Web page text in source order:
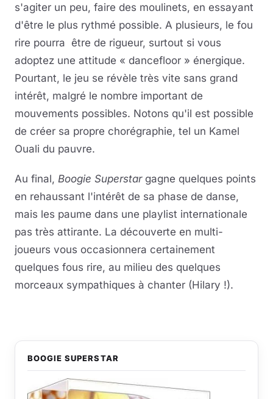
s'agiter un peu, faire des moulinets, en essayant
d'être le plus rythmé possible. A plusieurs, le fou
rire pourra être de rigueur, surtout si vous
adoptez une attitude « dancefloor » énergique.
Pourtant, le jeu se révèle très vite sans grand
intérêt, malgré le nombre important de
mouvements possibles. Notons qu'il est possible
de créer sa propre chorégraphie, tel un Kamel
Ouali du pauvre.
Au final, Boogie Superstargagne quelques points
en rehaussant l'intérêt de sa phase de danse,
mais les paume dans une playlist internationale
pas très attirante. La découverte en multi-
joueurs vous occasionnera certainement
quelques fous rire, au milieu des quelques
morceaux sympathiques à chanter (Hilary !).
BOOGIE SUPERSTAR